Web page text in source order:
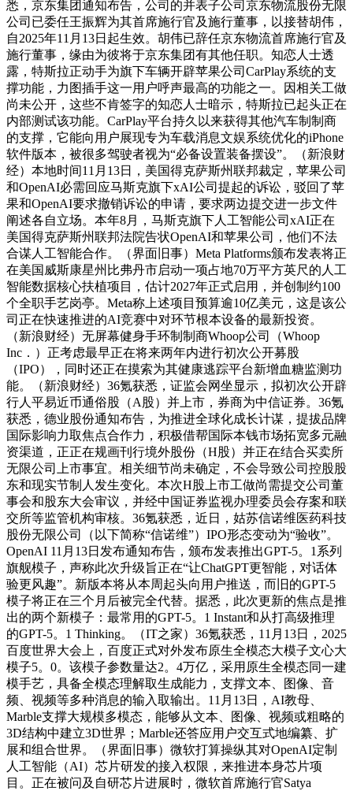
悉，京东集团通知布告，公司的并表子公司京东物流股份无限
公司已委任王振辉为其首席施行官及施行董事，以接替胡伟，
自2025年11月13日起生效。胡伟已辞任京东物流首席施行官及
施行董事，缘由为彼将于京东集团有其他任职。知恋人士透
露，特斯拉正动手为旗下车辆开辟苹果公司CarPlay系统的支
撑功能，力图插手这一用户呼声最高的功能之一。因相关工做
尚未公开，这些不肯签字的知恋人士暗示，特斯拉已起头正在
内部测试该功能。CarPlay平台持久以来获得其他汽车制制商
的支撑，它能向用户展现专为车载消息文娱系统优化的iPhone
软件版本，被很多驾驶者视为“必备设置装备摆设”。（新浪财
经）本地时间11月13日，美国得克萨斯州联邦裁定，苹果公司
和OpenAI必需回应马斯克旗下xAI公司提起的诉讼，驳回了苹
果和OpenAI要求撤销诉讼的申请，要求两边提交进一步文件
阐述各自立场。本年8月，马斯克旗下人工智能公司xAI正在
美国得克萨斯州联邦法院告状OpenAI和苹果公司，他们不法
合谋人工智能合作。（界面旧事）Meta Platforms颁布发表将正
在美国威斯康星州比弗丹市启动一项占地70万平方英尺的人工
智能数据核心扶植项目，估计2027年正式启用，并创制约100
个全职手艺岗亭。Meta称上述项目预算逾10亿美元，这是该公
司正在快速推进的AI竞赛中对环节根本设备的最新投资。
（新浪财经）无屏幕健身手环制制商Whoop公司（Whoop
Inc．）正考虑最早正在将来两年内进行初次公开募股
（IPO），同时还正在摸索为其健康逃踪平台新增血糖监测功
能。（新浪财经）36氪获悉，证监会网坐显示，拟初次公开辟
行人平易近币通俗股（A股）并上市，券商为中信证券。36氪
获悉，德业股份通知布告，为推进全球化成长计谋，提拔品牌
国际影响力取焦点合作力，积极借帮国际本钱市场拓宽多元融
资渠道，正正在规画刊行境外股份（H股）并正在结合买卖所
无限公司上市事宜。相关细节尚未确定，不会导致公司控股股
东和现实节制人发生变化。本次H股上市工做尚需提交公司董
事会和股东大会审议，并经中国证券监视办理委员会存案和联
交所等监管机构审核。36氪获悉，近日，姑苏信诺维医药科技
股份无限公司（以下简称“信诺维”）IPO形态变动为“验收”。
OpenAI 11月13日发布通知布告，颁布发表推出GPT-5。1系列
旗舰模子，声称此次升级旨正在“让ChatGPT更智能，对话体
验更风趣”。新版本将从本周起头向用户推送，而旧的GPT-5
模子将正在三个月后被完全代替。据悉，此次更新的焦点是推
出的两个新模子：最常用的GPT-5。1 Instant和从打高级推理
的GPT-5。1 Thinking。（IT之家）36氪获悉，11月13日，2025
百度世界大会上，百度正式对外发布原生全模态大模子文心大
模子5。0。该模子参数量达2。4万亿，采用原生全模态同一建
模手艺，具备全模态理解取生成能力，支撑文本、图像、音
频、视频等多种消息的输入取输出。11月13日，AI教母、
Marble支撑大规模多模态，能够从文本、图像、视频或粗略的
3D结构中建立3D世界；Marble还答应用户交互式地编纂、扩
展和组合世界。（界面旧事）微软打算操纵其对OpenAI定制
人工智能（AI）芯片研发的接入权限，来推进本身芯片项
目。正在被问及自研芯片进展时，微软首席施行官Satya